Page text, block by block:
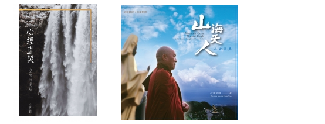
這是心道法師在今年的「世界
宗教大會」上和其他宗教領袖
會晤時所講的一段話，雖然只
有寥寥數語，卻道出了一個重
要的事實：地球只有一個，地
球上所有的生命都依靠地球而
存在，地球是我們最重要的寶
藏。正是這樣的信念，二○一
八年靈鷲山在心道法師的帶領
下，努力不懈地朝著「愛地